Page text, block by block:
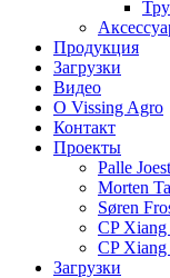
Продукция
Загрузки
Видео
О Vissing Agro
Контакт
Проекты
Palle
Morten
Søren
CP
CP
Загрузки